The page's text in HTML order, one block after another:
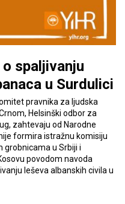
spaljivanju
u Surdulici
pravnika za ljudska
Helsinški odbor za
zahtevaju od Narodne
formira istražnu komisiju
grobnicama u Srbiji i
povodom navoda
leševa albanskih civila u